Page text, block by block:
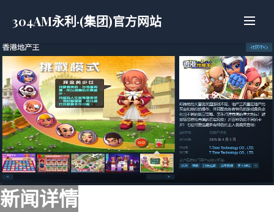
304AM永利·(集团)官方网站
新闻详情